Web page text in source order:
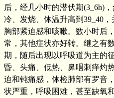
后，经几小时的潜伏期(3_6h)
冷、发烧、体温升高到39_40
胸部紧迫感和咳嗽。数小时后
常，其他症状亦好转。继之有
期，随后出现以呼吸道为主的
昏、头痛、低热、鼻咽刺痒灼
迫和钝痛感，体检肺部有罗音
状严重，呼吸困难，甚至缺氧